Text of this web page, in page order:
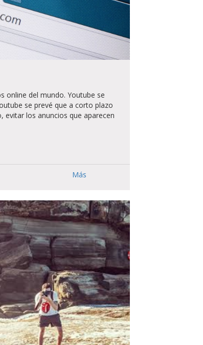
online del mundo. Youtube se
se prevé que a corto plazo
evitar los anuncios que aparecen
Más